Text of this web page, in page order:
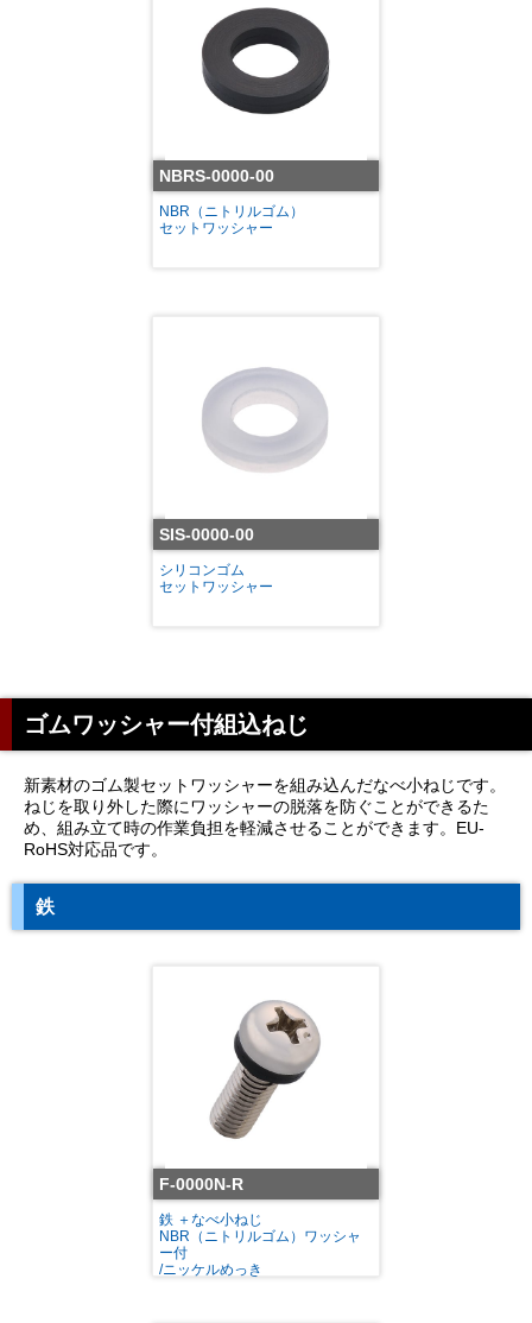
NBRS-0000-00
NBR（ニトリルゴム）
セットワッシャー
SIS-0000-00
シリコンゴム
セットワッシャー
ゴムワッシャー付組込ねじ
新素材のゴム製セットワッシャーを組み込んだなべ小ねじです。
ねじを取り外した際にワッシャーの脱落を防ぐことができるた
め、組み立て時の作業負担を軽減させることができます。EU-
RoHS対応品です。
鉄
F-0000N-R
鉄 ＋なべ小ねじ
NBR（ニトリルゴム）ワッシャ
ー付
/ニッケルめっき